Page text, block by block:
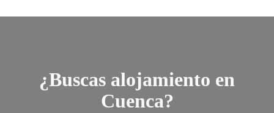
¿Buscas alojamiento en
Cuenca?